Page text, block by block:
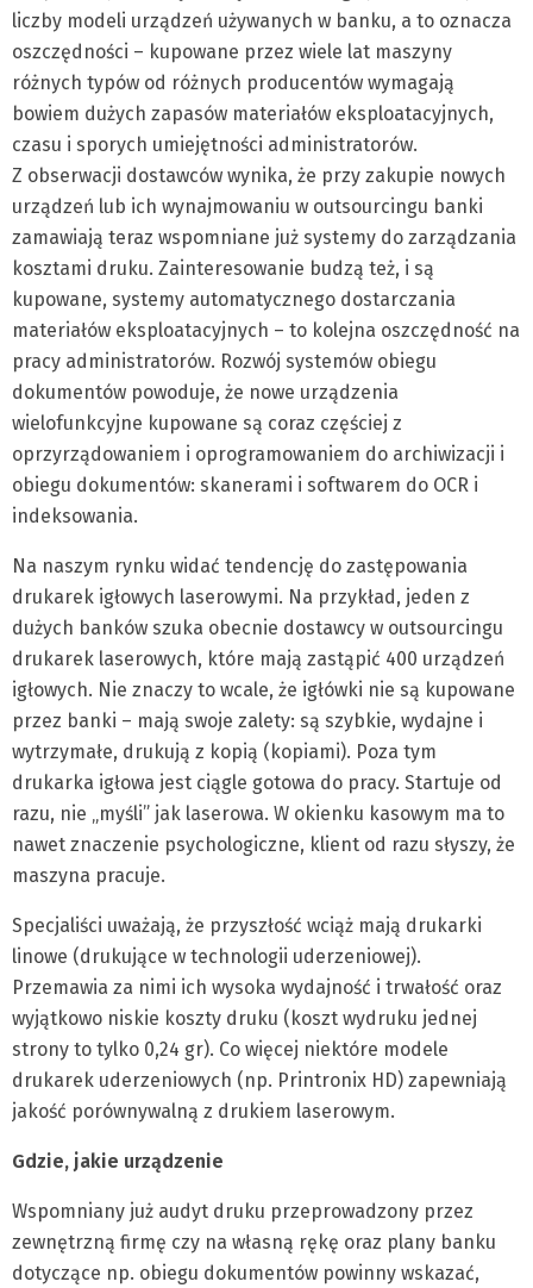
liczby modeli urządzeń używanych w banku, a to oznacza
oszczędności – kupowane przez wiele lat maszyny
różnych typów od różnych producentów wymagają
bowiem dużych zapasów materiałów eksploatacyjnych,
czasu i sporych umiejętności administratorów.
Z obserwacji dostawców wynika, że przy zakupie nowych
urządzeń lub ich wynajmowaniu w outsourcingu banki
zamawiają teraz wspomniane już systemy do zarządzania
kosztami druku. Zainteresowanie budzą też, i są
kupowane, systemy automatycznego dostarczania
materiałów eksploatacyjnych – to kolejna oszczędność na
pracy administratorów. Rozwój systemów obiegu
dokumentów powoduje, że nowe urządzenia
wielofunkcyjne kupowane są coraz częściej z
oprzyrządowaniem i oprogramowaniem do archiwizacji i
obiegu dokumentów: skanerami i softwarem do OCR i
indeksowania.
Na naszym rynku widać tendencję do zastępowania
drukarek igłowych laserowymi. Na przykład, jeden z
dużych banków szuka obecnie dostawcy w outsourcingu
drukarek laserowych, które mają zastąpić 400 urządzeń
igłowych. Nie znaczy to wcale, że igłówki nie są kupowane
przez banki – mają swoje zalety: są szybkie, wydajne i
wytrzymałe, drukują z kopią (kopiami). Poza tym
drukarka igłowa jest ciągle gotowa do pracy. Startuje od
razu, nie „myśli” jak laserowa. W okienku kasowym ma to
nawet znaczenie psychologiczne, klient od razu słyszy, że
maszyna pracuje.
Specjaliści uważają, że przyszłość wciąż mają drukarki
linowe (drukujące w technologii uderzeniowej).
Przemawia za nimi ich wysoka wydajność i trwałość oraz
wyjątkowo niskie koszty druku (koszt wydruku jednej
strony to tylko 0,24 gr). Co więcej niektóre modele
drukarek uderzeniowych (np. Printronix HD) zapewniają
jakość porównywalną z drukiem laserowym.
Gdzie, jakie urządzenie
Wspomniany już audyt druku przeprowadzony przez
zewnętrzną firmę czy na własną rękę oraz plany banku
dotyczące np. obiegu dokumentów powinny wskazać,